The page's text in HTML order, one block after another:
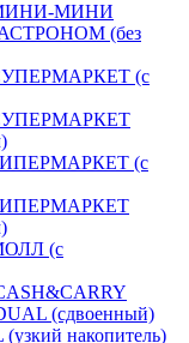
МИНИ-МИНИ
(без
СУПЕРМАРКЕТ (с
СУПЕРМАРКЕТ
ГИПЕРМАРКЕТ (с
ГИПЕРМАРКЕТ
(с
(сдвоенный)
накопитель)